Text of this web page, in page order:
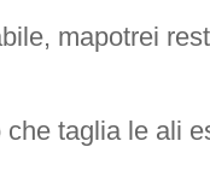
mapotrei
taglia le ali